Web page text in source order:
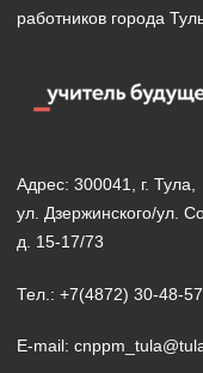
работников города
Адрес: 300041, г. Тула,
ул. Дзержинского/ул.
д. 15-17/73
Тел.: +7(4872) 30-48-57
E-mail: